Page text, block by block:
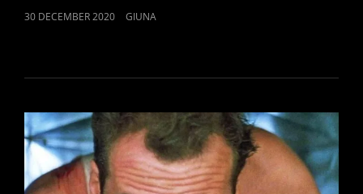
POSTED
30 DECEMBER 2020 GIUNA